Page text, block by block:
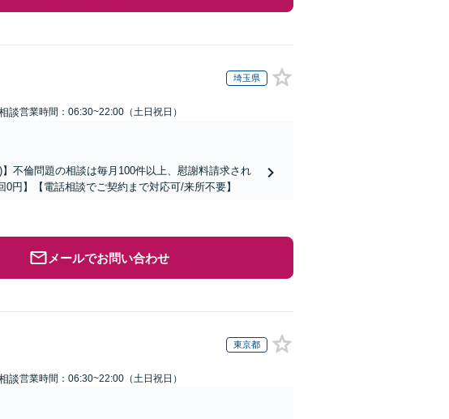
埼玉県
談営業時間：06:30~22:00（土日祝日）
不倫問題の相談は毎月100件以上、慰謝料請求され
円】【電話相談でご契約まで対応可/来所不要】
メールでお問い合わせ
東京都
談営業時間：06:30~22:00（土日祝日）